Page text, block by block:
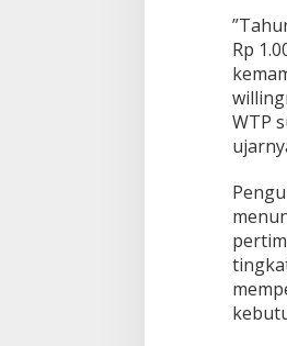
Rp
WTP